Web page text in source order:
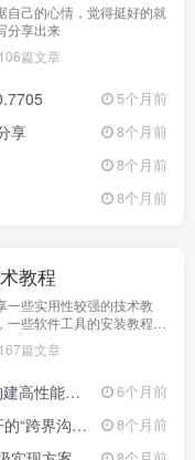
自己的心情，觉得挺好的就
分享出来
106篇文章
5个月前
享 8个月前
8个月前
8个月前
教程
一些实用性较强的技术教
一些软件工具的安装教程，
一些工具的实用方法，环境
等等
167篇文章
据库的基石 6个月前
沟通”难题 8个月前